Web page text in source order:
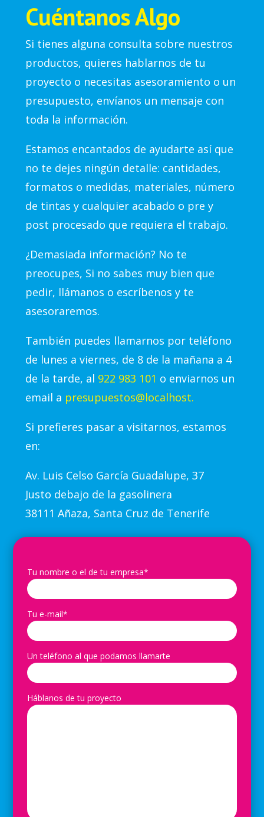
Cuéntanos Algo
Si tienes alguna consulta sobre nuestros
productos, quieres hablarnos de tu
proyecto o necesitas asesoramiento o un
presupuesto, envíanos un mensaje con
toda la información.
Estamos encantados de ayudarte así que
no te dejes ningún detalle: cantidades,
formatos o medidas, materiales, número
de tintas y cualquier acabado o pre y
post procesado que requiera el trabajo.
¿Demasiada información? No te
preocupes, Si no sabes muy bien que
pedir, llámanos o escríbenos y te
asesoraremos.
También puedes llamarnos por teléfono
de lunes a viernes, de 8 de la mañana a 4
de la tarde, al 922 983 101 o enviarnos un
email a presupuestos@localhost.
Si prefieres pasar a visitarnos, estamos
en:
Av. Luis Celso García Guadalupe, 37
Justo debajo de la gasolinera
38111 Añaza, Santa Cruz de Tenerife
Tu nombre o el de tu empresa*
Tu e-mail*
Un teléfono al que podamos llamarte
Háblanos de tu proyecto